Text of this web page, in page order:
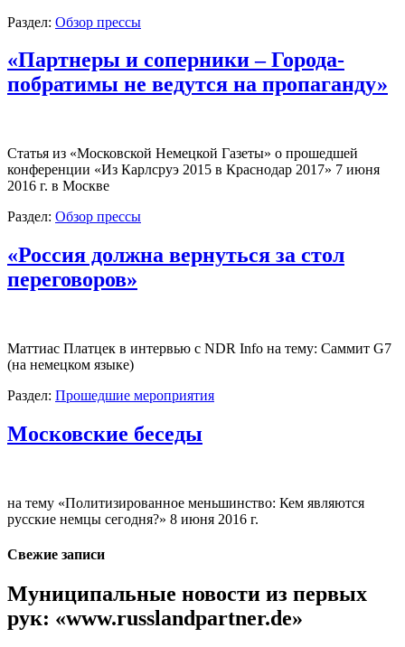
Раздел: Обзор прессы
«Партнеры и соперники – Города-
побратимы не ведутся на пропаганду»
Статья из «Московской Немецкой Газеты» о прошедшей
конференции «Из Карлсруэ 2015 в Краснодар 2017» 7 июня
2016 г. в Москве
Раздел: Обзор прессы
«Россия должна вернуться за стол
переговоров»
Маттиас Платцек в интервью с NDR Info на тему: Саммит G7
(на немецком языке)
Раздел: Прошедшие мероприятия
Московские беседы
на тему «Политизированное меньшинство: Кем являются
русские немцы сегодня?» 8 июня 2016 г.
Свежие записи
Муниципальные новости из первых
рук: «www.russlandpartner.de»